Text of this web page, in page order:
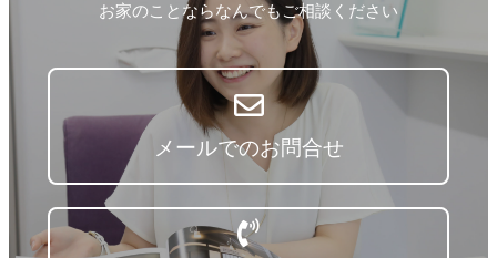
お家のことならなんでもご相談ください
メールでのお問合せ